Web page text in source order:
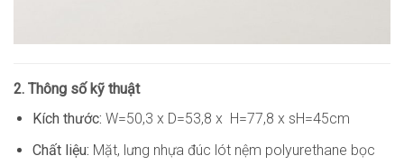
2. Thông số kỹ thuật
Kích thước: W=50,3 x D=53,8 x H=77,8 x sH=45cm
Chất liệu: Mặt, lưng nhựa đúc lót nệm polyurethane bọc